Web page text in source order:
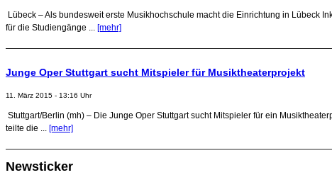
Lübeck – Als bundesweit erste Musikhochschule macht die Einrichtung in Lübeck
für die Studiengänge ... [mehr]
Junge Oper Stuttgart sucht Mitspieler für Musiktheaterprojekt
11. März 2015 - 13:16 Uhr
Stuttgart/Berlin (mh) – Die Junge Oper Stuttgart sucht Mitspieler für ein
teilte die ... [mehr]
Newsticker